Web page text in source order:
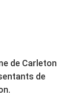
de Carleton
de